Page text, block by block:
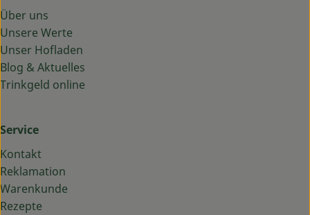
Über uns
Unsere Werte
Unser Hofladen
Blog & Aktuelles
Trinkgeld online
Service
Kontakt
Reklamation
Warenkunde
Rezepte